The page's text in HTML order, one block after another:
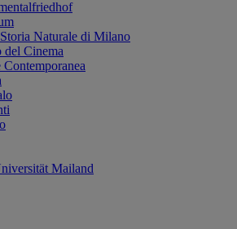
Naturale di Milano
del Cinema
Mailand